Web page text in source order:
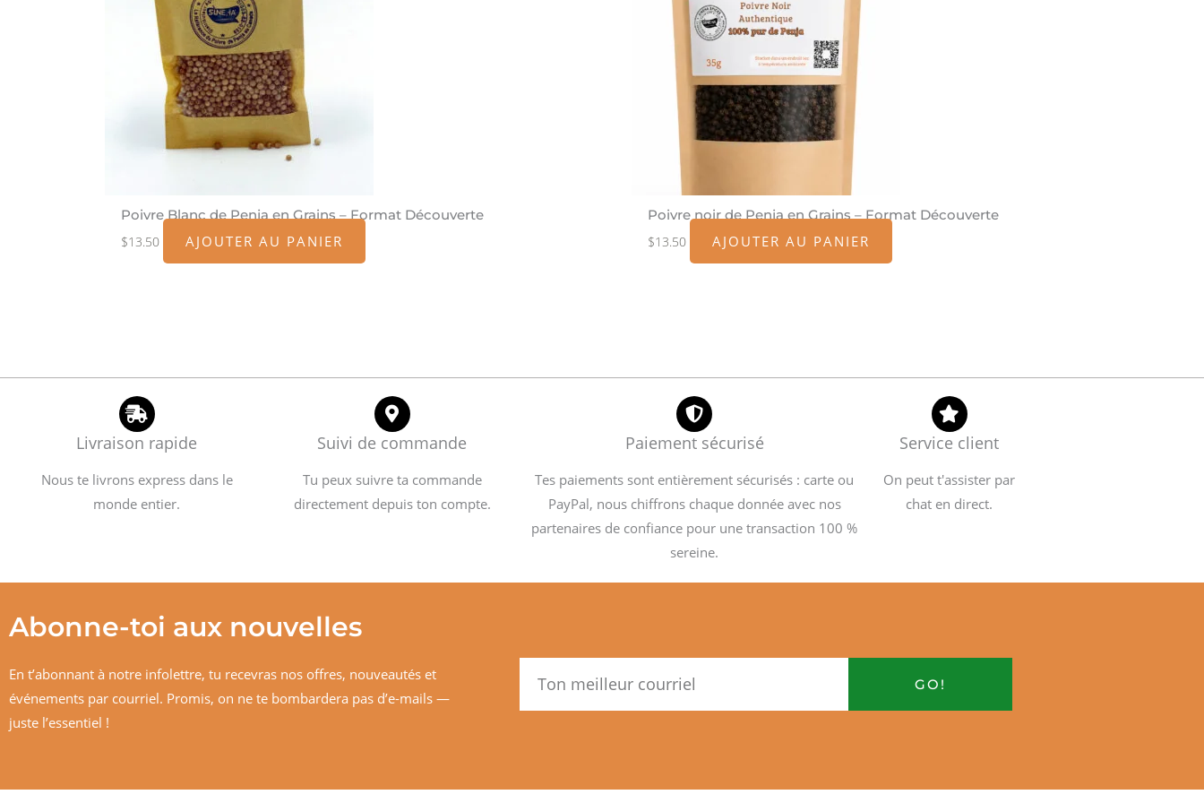
Poivre Blanc de Penja en Grains – Format Découverte
$13.50 AJOUTER AU PANIER
Poivre noir de Penja en Grains – Format Découverte
$13.50 AJOUTER AU PANIER
Livraison rapide
Nous te livrons express dans le
monde entier.
Suivi de commande
Tu peux suivre ta commande
directement depuis ton compte.
Paiement sécurisé
Tes paiements sont entièrement sécurisés : carte ou
PayPal, nous chiffrons chaque donnée avec nos
partenaires de confiance pour une transaction 100 %
sereine.
Service client
On peut t'assister par
chat en direct.
Abonne-toi aux nouvelles
En t’abonnant à notre infolettre, tu recevras nos offres, nouveautés et
événements par courriel. Promis, on ne te bombardera pas d’e-mails —
juste l’essentiel !
GO!